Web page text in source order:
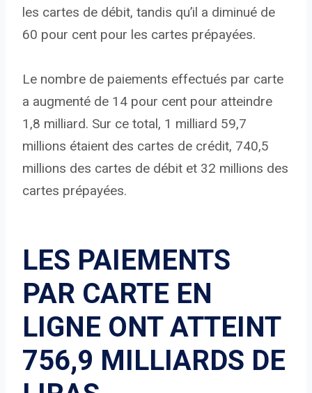
les cartes de débit, tandis qu’il a diminué de
60 pour cent pour les cartes prépayées.
Le nombre de paiements effectués par carte
a augmenté de 14 pour cent pour atteindre
1,8 milliard. Sur ce total, 1 milliard 59,7
millions étaient des cartes de crédit, 740,5
millions des cartes de débit et 32 ​​millions des
cartes prépayées.
LES PAIEMENTS
PAR CARTE EN
LIGNE ONT ATTEINT
756,9 MILLIARDS DE